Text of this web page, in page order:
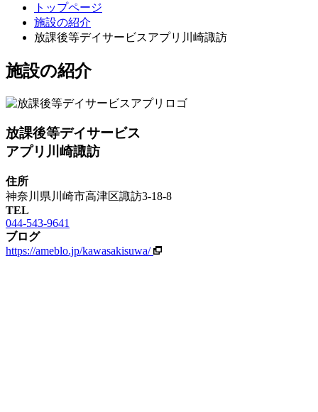
トップページ
施設の紹介
放課後等デイサービスアプリ川崎諏訪
施設の紹介
放課後等デイサービス
アプリ川崎諏訪
住所
神奈川県川崎市高津区諏訪3-18-8
TEL
044-543-9641
ブログ
https://ameblo.jp/kawasakisuwa/